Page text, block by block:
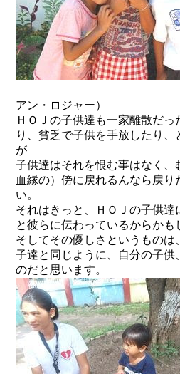
（ジュリ
アン・ロジャー）
ＨＯＪの子供達も一家離散だっ
り、貧乏で子供を手放したり
が
子供達はそれを恨む事はなく、
血縁の）傍に戻れるんなら戻
い。
それはきっと、ＨＯＪの子供達
と彼らに伝わっているからかも
そしてその優しさというもの
子達と同じように、自分の子供
のだと思います。